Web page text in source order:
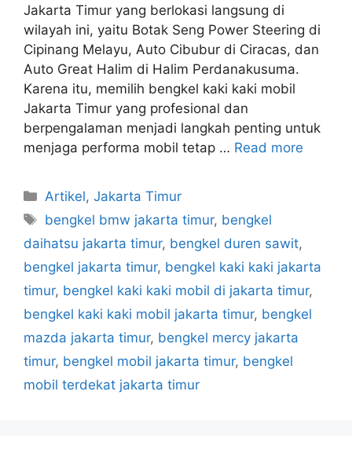
Jakarta Timur yang berlokasi langsung di
wilayah ini, yaitu Botak Seng Power Steering di
Cipinang Melayu, Auto Cibubur di Ciracas, dan
Auto Great Halim di Halim Perdanakusuma.
Karena itu, memilih bengkel kaki kaki mobil
Jakarta Timur yang profesional dan
berpengalaman menjadi langkah penting untuk
menjaga performa mobil tetap … Read more
Artikel,Jakarta Timur
bengkel bmw jakarta timur, bengkel
daihatsu jakarta timur, bengkel duren sawit,
bengkel jakarta timur, bengkel kaki kaki jakarta
timur, bengkel kaki kaki mobil di jakarta timur,
bengkel kaki kaki mobil jakarta timur, bengkel
mazda jakarta timur, bengkel mercy jakarta
timur, bengkel mobil jakarta timur, bengkel
mobil terdekat jakarta timur